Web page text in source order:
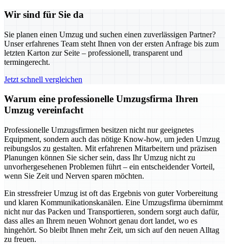
Wir sind für Sie da
Sie planen einen Umzug und suchen einen zuverlässigen Partner?
Unser erfahrenes Team steht Ihnen von der ersten Anfrage bis zum
letzten Karton zur Seite – professionell, transparent und
termingerecht.
Jetzt schnell vergleichen
Warum eine professionelle Umzugsfirma Ihren
Umzug vereinfacht
Professionelle Umzugsfirmen besitzen nicht nur geeignetes
Equipment, sondern auch das nötige Know-how, um jeden Umzug
reibungslos zu gestalten. Mit erfahrenen Mitarbeitern und präzisen
Planungen können Sie sicher sein, dass Ihr Umzug nicht zu
unvorhergesehenen Problemen führt – ein entscheidender Vorteil,
wenn Sie Zeit und Nerven sparen möchten.
Ein stressfreier Umzug ist oft das Ergebnis von guter Vorbereitung
und klaren Kommunikationskanälen. Eine Umzugsfirma übernimmt
nicht nur das Packen und Transportieren, sondern sorgt auch dafür,
dass alles an Ihrem neuen Wohnort genau dort landet, wo es
hingehört. So bleibt Ihnen mehr Zeit, um sich auf den neuen Alltag
zu freuen.